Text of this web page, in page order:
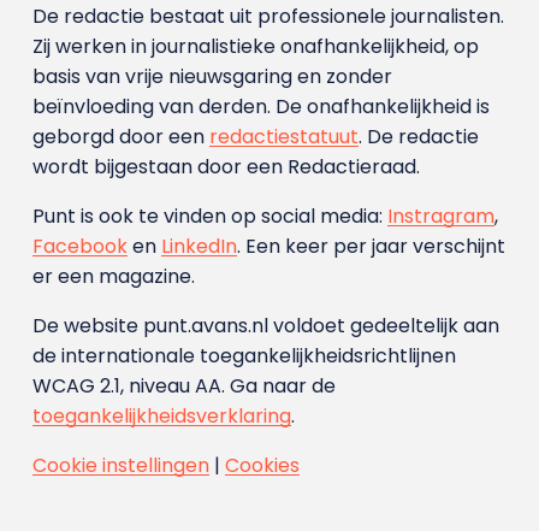
De redactie bestaat uit professionele journalisten.
Zij werken in journalistieke onafhankelijkheid, op
basis van vrije nieuwsgaring en zonder
beïnvloeding van derden. De onafhankelijkheid is
geborgd door een redactiestatuut. De redactie
wordt bijgestaan door een Redactieraad.
Punt is ook te vinden op social media: Instragram,
Facebooken LinkedIn. Een keer per jaar verschijnt
er een magazine.
De website punt.avans.nl voldoet gedeeltelijk aan
de internationale toegankelijkheidsrichtlijnen
WCAG 2.1, niveau AA. Ga naar de
toegankelijkheidsverklaring.
Cookie instellingen| Cookies